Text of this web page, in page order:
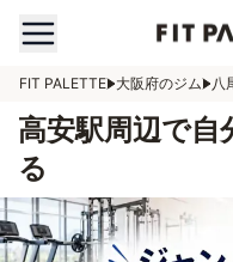
FIT PALETTE 大阪府のジム 八
高安駅周辺で
る